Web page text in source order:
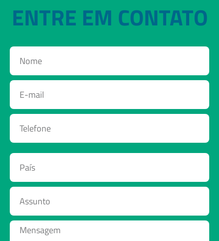
ENTRE EM CONTATO
Nome
E-
mail
Telefone
País
Assunto
Mensagem